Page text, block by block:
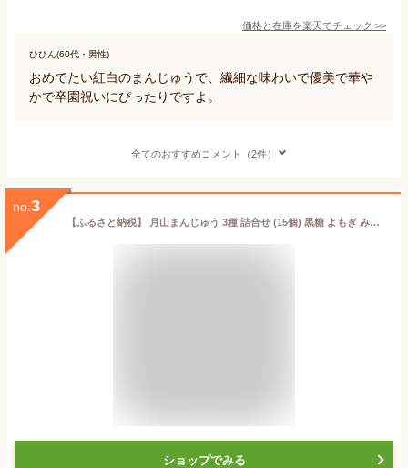
価格と在庫を楽天でチェック >>
ひひん(60代・男性)
おめでたい紅白のまんじゅうで、繊細な味わいで優美で華や
かで卒園祝いにぴったりですよ。
全てのおすすめコメント（2件）
no. 3
【ふるさと納税】 月山まんじゅう 3種 詰合せ (15個) 黒糖 よもぎ みそ 全国菓子大博覧会受賞 おかし お土産 山形県 西川町 銘菓 菓子舗わかつき FYN9-278
ショップでみる